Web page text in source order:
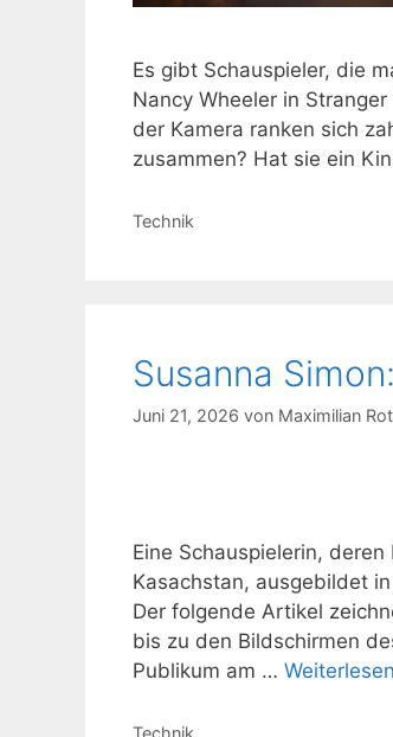
Es gibt Schauspieler, die
Nancy Wheeler in
der Kamera ranken sich
zusammen? Hat sie ein
Kategorien
Technik
Susanna
Juni 21, 2026 von Maximilian
Eine Schauspielerin,
Kasachstan, ausgebildet
Der folgende Artikel
bis zu den Bildschirmen
Publikum am … Weiterlesen
Kategorien
Technik